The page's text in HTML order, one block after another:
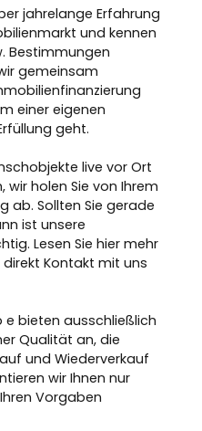
jahrelange Erfahrung
und kennen
Bestimmungen
gemeinsam
einer eigenen
geht.
live vor Ort
wir holen Sie von Ihrem
ab. Sollten Sie gerade
ist unsere
Lesen Sie hier mehr
Kontakt mit uns
e bieten ausschließlich
Qualität an, die
und Wiederverkauf
wir Ihnen nur
Vorgaben